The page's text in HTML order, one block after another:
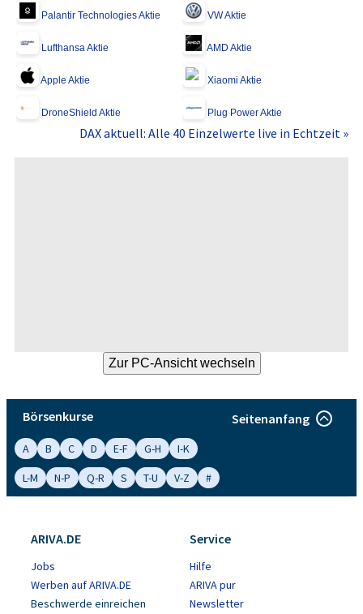
Palantir Technologies Aktie VW Aktie
Lufthansa Aktie AMD Aktie
Apple Aktie Xiaomi Aktie
DroneShield Aktie Plug Power Aktie
DAX aktuell: Alle 40 Einzelwerte live in Echtzeit »
Börsenkurse Seitenanfang
A B C D E-F G-H
I-K
L-M
N-P Q-R S T-U V-Z #
ARIVA.DE
Jobs
Werben auf ARIVA.DE
Beschwerde einreichen
Service
Hilfe
ARIVA pur
Newsletter